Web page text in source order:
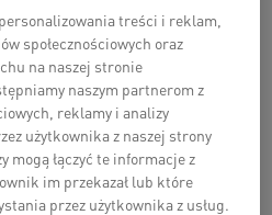
Expo 2025!
firma Fermacell bierze udział
i powierzchniowych
się się w dniach 3–5
Warsaw Expo w Nadarzynie.
treści i reklam,
społecznościowych oraz
na naszej stronie
naszym partnerom z
reklamy i analizy
użytkownika z naszej strony
łączyć te informacje z
im przekazał lub które
przez użytkownika z usług.